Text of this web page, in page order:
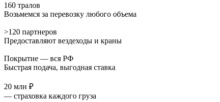
160 тралов
Возьмемся за перевозку любого объема
>120 партнеров
Предоставляют вездеходы и краны
Покрытие — вся РФ
Быстрая подача, выгодная ставка
20 млн ₽
— страховка каждого груза